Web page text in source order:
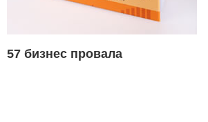
57 бизнес провала